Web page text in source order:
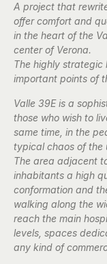
A project that
offer comfort and
in the heart of the
center of Verona.
The highly strategic
important points of
Valle 39E is a
those who wish to
same time, in the
typical chaos of the
The area adjacent
inhabitants a high
conformation and
walking along the
reach the main
levels, spaces
any kind of